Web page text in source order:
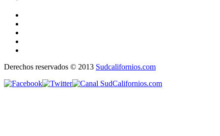
Derechos reservados © 2013 Sudcalifornios.com